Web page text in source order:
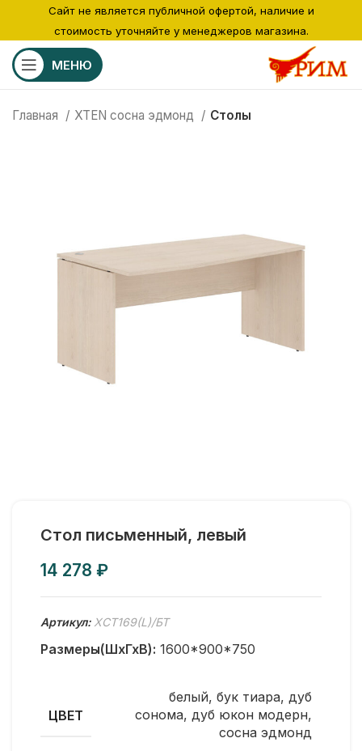
МЕНЮ
Главная XTEN сосна эдмонд Столы
Стол письменный, левый
₽
Артикул: XCT169(L)/БТ
Размеры(ШхГхВ): 1600*900*750
ЦВЕТ
белый, бук тиара, дуб
сонома, дуб юкон модерн,
сосна эдмонд
Сайт не является публичной офертой, наличие и
стоимость уточняйте у менеджеров магазина.